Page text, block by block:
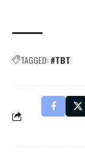
TAGGED:#TBT